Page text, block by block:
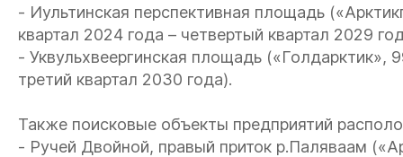
- Иультинская перспективная площадь
квартал 2024 года – четвертый квартал 2029
- Уквульхвеергинская площадь («Голдарктик»,
третий квартал 2030 года).
Также поисковые объекты предприятий
- Ручей Двойной, правый приток р.Паляваам